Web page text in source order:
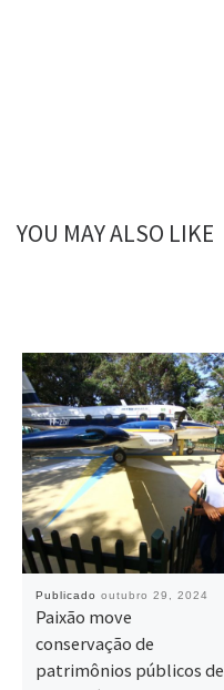
YOU MAY ALSO LIKE
Publicado outubro 29, 2024
Paixão move
conservação de
patrimônios públicos de